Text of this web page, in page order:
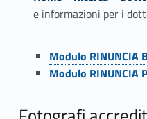
e informazioni per i
M Link identifier #identifier__81908-1
Modulo RINUNCIA
Link identifier #identifier__100016-2
Modulo RINUNCIA